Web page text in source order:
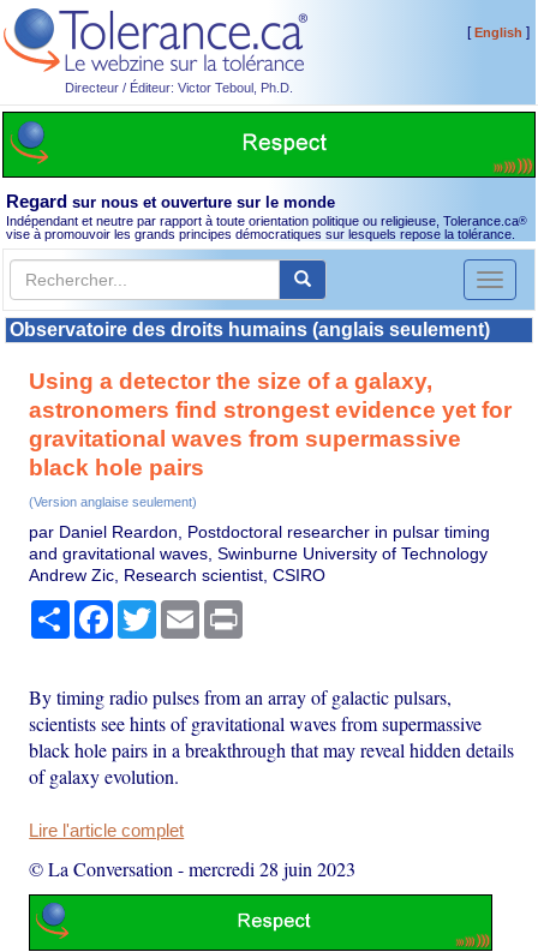
Directeur / Éditeur: Victor Teboul, Ph.D.
[English ]
Regard sur nous et ouverture sur le monde
Indépendant et neutre par rapport à toute orientation politique ou religieuse, Tolerance.ca®
vise à promouvoir les grands principes démocratiques sur lesquels repose la tolérance.
Toggle
Observatoire des droits humains (anglais seulement)
Using a detector the size of a galaxy,
astronomers find strongest evidence yet for
gravitational waves from supermassive
black hole pairs
(Version anglaise seulement)
par Daniel Reardon, Postdoctoral researcher in pulsar timing
and gravitational waves, Swinburne University of Technology
Andrew Zic, Research scientist, CSIRO
PartagerFacebook
TwitterEmail
By timing radio pulses from an array of galactic pulsars,
scientists see hints of gravitational waves from supermassive
black hole pairs in a breakthrough that may reveal hidden details
of galaxy evolution.
Lire l'article complet
© La Conversation -mercredi 28 juin 2023